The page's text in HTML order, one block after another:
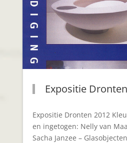
Expositie
Expositie Dronten 2012
en ingetogen: Nelly van
Sacha Janzee –